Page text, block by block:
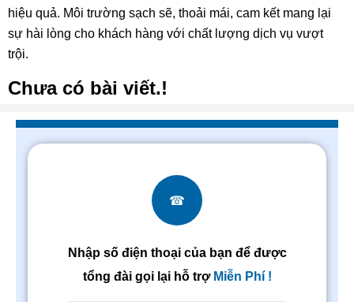
hiệu quả. Môi trường sạch sẽ, thoải mái, cam kết mang lại
sự hài lòng cho khách hàng với chất lượng dịch vụ vượt
trội.
Chưa có bài viết.!
☎
Nhập số điện thoại của bạn để được
tổng đài gọi lại hỗ trợ Miễn Phí !